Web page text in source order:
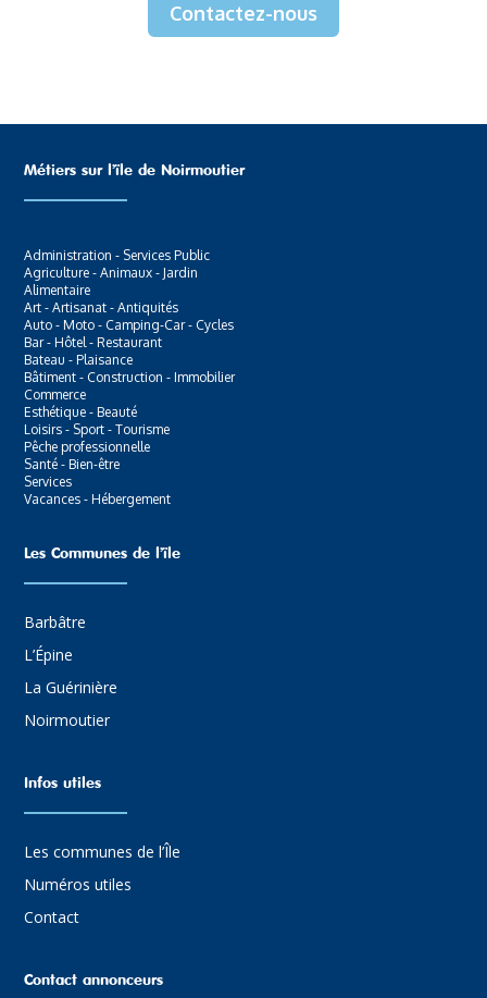
Contactez-nous
Métiers sur l’ïle de Noirmoutier
Administration - Services Public
Agriculture - Animaux - Jardin
Alimentaire
Art - Artisanat - Antiquités
Auto - Moto - Camping-Car - Cycles
Bar - Hôtel - Restaurant
Bateau - Plaisance
Bâtiment - Construction - Immobilier
Commerce
Esthétique - Beauté
Loisirs - Sport - Tourisme
Pêche professionnelle
Santé - Bien-être
Services
Vacances - Hébergement
Les Communes de l’ïle
Barbâtre
L’Épine
La Guérinière
Noirmoutier
Infos utiles
Les communes de l’Île
Numéros utiles
Contact
Contact annonceurs